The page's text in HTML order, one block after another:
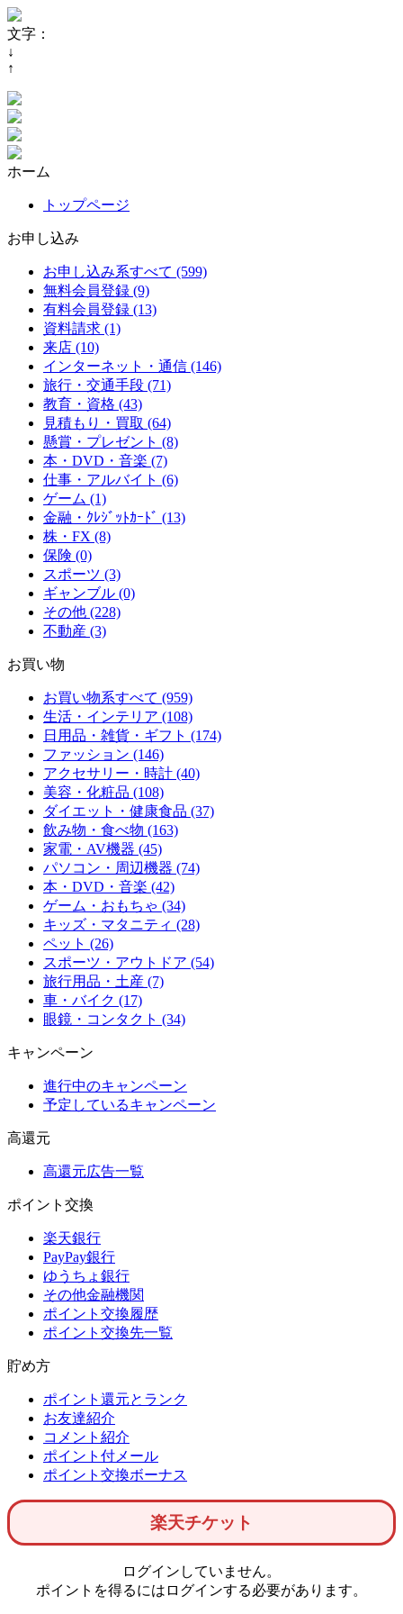
文字：
↓
↑
ホーム
トップページ
お申し込み
お申し込み系すべて (599)
無料会員登録 (9)
有料会員登録 (13)
資料請求 (1)
来店 (10)
インターネット・通信 (146)
旅行・交通手段 (71)
教育・資格 (43)
見積もり・買取 (64)
懸賞・プレゼント (8)
本・DVD・音楽 (7)
仕事・アルバイト (6)
ゲーム (1)
金融・ｸﾚｼﾞｯﾄｶｰﾄﾞ (13)
株・FX (8)
保険 (0)
スポーツ (3)
ギャンブル (0)
その他 (228)
不動産 (3)
お買い物
お買い物系すべて (959)
生活・インテリア (108)
日用品・雑貨・ギフト (174)
ファッション (146)
アクセサリー・時計 (40)
美容・化粧品 (108)
ダイエット・健康食品 (37)
飲み物・食べ物 (163)
家電・AV機器 (45)
パソコン・周辺機器 (74)
本・DVD・音楽 (42)
ゲーム・おもちゃ (34)
キッズ・マタニティ (28)
ペット (26)
スポーツ・アウトドア (54)
旅行用品・土産 (7)
車・バイク (17)
眼鏡・コンタクト (34)
キャンペーン
進行中のキャンペーン
予定しているキャンペーン
高還元
高還元広告一覧
ポイント交換
楽天銀行
PayPay銀行
ゆうちょ銀行
その他金融機関
ポイント交換履歴
ポイント交換先一覧
貯め方
ポイント還元とランク
お友達紹介
コメント紹介
ポイント付メール
ポイント交換ボーナス
楽天チケット
ログインしていません。
ポイントを得るにはログインする必要があります。